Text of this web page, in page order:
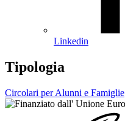
Linkedin
Tipologia
Circolari per Alunni e Famiglie